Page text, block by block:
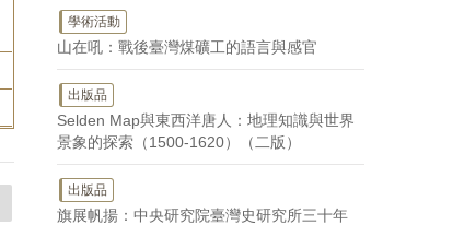
學術活動
山在吼：戰後臺灣煤礦工的語言與感官
出版品
Selden Map與東西洋唐人：地理知識與世界
景象的探索（1500-1620）（二版）
出版品
旗展帆揚：中央研究院臺灣史研究所三十年